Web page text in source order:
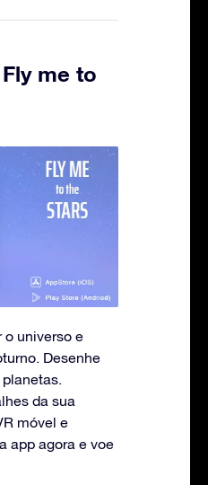
me to
o universo e
Desenhe
da sua
móvel e
app agora e voe